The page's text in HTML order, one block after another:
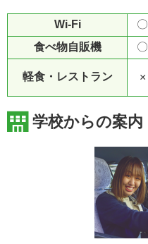
Wi-Fi 〇
食べ物自販機
〇
軽食・レストラン ×
学校からの案内